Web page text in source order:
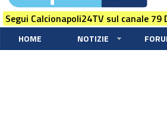
Segui Calcionapoli24TV sul canale
HOME NOTIZIE